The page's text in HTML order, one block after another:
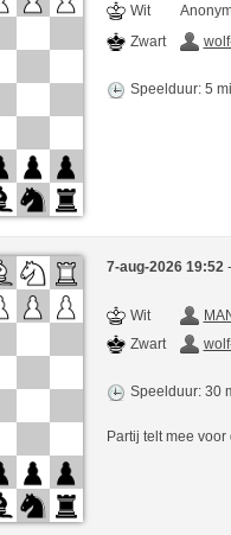
Wit
Zwart
Speelduur: 5
7-aug-2026 19:52
Wit
Zwart
Speelduur: 30
Partij telt mee